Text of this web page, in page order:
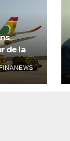
de la
SA